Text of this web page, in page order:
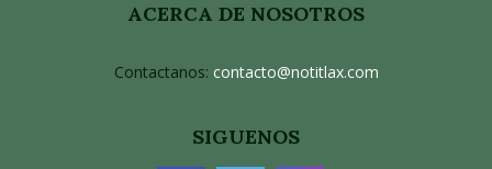
ACERCA DE NOSOTROS
Contactanos: contacto@notitlax.com
SIGUENOS